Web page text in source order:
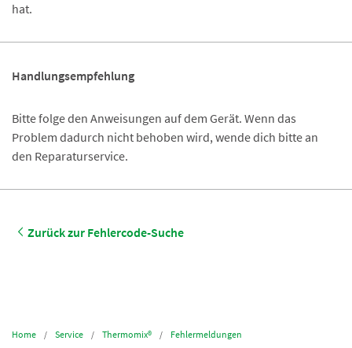
hat.
Handlungsempfehlung
Bitte folge den Anweisungen auf dem Gerät. Wenn das
Problem dadurch nicht behoben wird, wende dich bitte an
den Reparaturservice.
Zurück zur Fehlercode-Suche
Home Service Thermomix® Fehlermeldungen